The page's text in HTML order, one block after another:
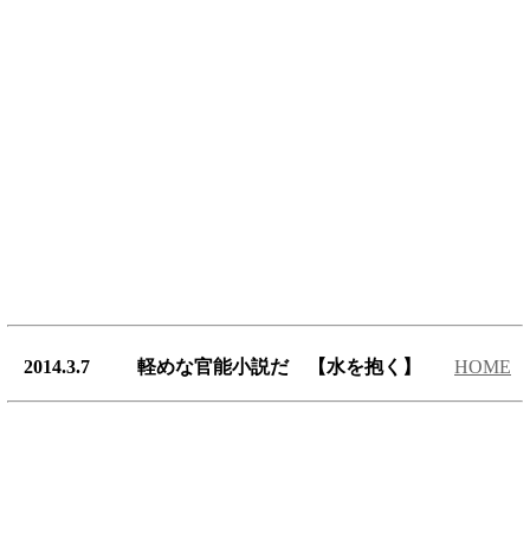
2014.3.7 軽めな官能小説だ 【水を抱く】 HOME